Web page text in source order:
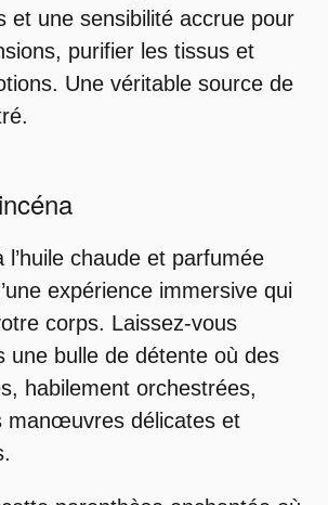
et une sensibilité accrue pour
purifier les tissus et
Une véritable source de
l’huile chaude et parfumée
expérience immersive qui
corps. Laissez-vous
une bulle de détente où des
habilement orchestrées,
manœuvres délicates et